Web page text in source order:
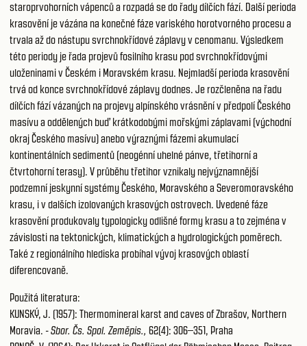
staroprvohorních vápenců a rozpadá se do řady dílčích fází. Další perioda
krasovění je vázána na konečné fáze variského horotvorného procesu a
trvala až do nástupu svrchnokřídové záplavy v cenomanu. Výsledkem
této periody je řada projevů fosilního krasu pod svrchnokřídovými
uloženinami v Českém i Moravském krasu. Nejmladší perioda krasovění
trvá od konce svrchnokřídové záplavy dodnes. Je rozčleněna na řadu
dílčích fází vázaných na projevy alpínského vrásnění v předpolí Českého
masívu a oddělených buď krátkodobými mořskými záplavami (východní
okraj Českého masívu) anebo výraznými fázemi akumulací
kontinentálních sedimentů (neogénní uhelné pánve, třetihorní a
čtvrtohorní terasy). V průběhu třetihor vznikaly nejvýznamnější
podzemní jeskynní systémy Českého, Moravského a Severomoravského
krasu, i v dalších izolovaných krasových ostrovech. Uvedené fáze
krasovění produkovaly typologicky odlišné formy krasu a to zejména v
závislosti na tektonických, klimatických a hydrologických poměrech.
Také z regionálního hlediska probíhal vývoj krasových oblastí
diferencovaně.
Použitá literatura:
KUNSKÝ, J. (1957): Thermomineral karst and caves of Zbrašov, Northern
Moravia. -Sbor. Čs. Spol. Zeměpis., 62(4): 306–351, Praha